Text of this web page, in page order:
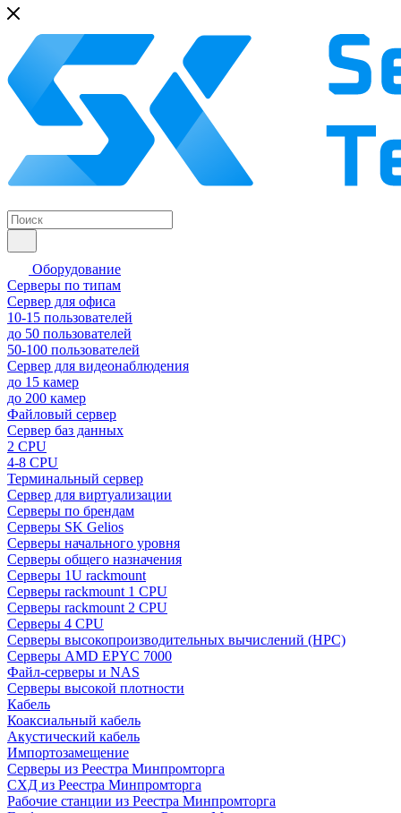
Оборудование
Серверы по типам
Сервер для офиса
10-15 пользователей
до 50 пользователей
50-100 пользователей
Сервер для видеонаблюдения
до 15 камер
до 200 камер
Файловый сервер
Сервер баз данных
2 CPU
4-8 CPU
Терминальный сервер
Сервер для виртуализации
Серверы по брендам
Серверы SK Gelios
Серверы начального уровня
Серверы общего назначения
Серверы 1U rackmount
Серверы rackmount 1 CPU
Серверы rackmount 2 CPU
Серверы 4 CPU
Серверы высокопроизводительных вычислений (HPC)
Серверы AMD EPYC 7000
Файл-серверы и NAS
Серверы высокой плотности
Кабель
Коаксиальный кабель
Акустический кабель
Импортозамещение
Серверы из Реестра Минпромторга
СХД из Реестра Минпромторга
Рабочие станции из Реестра Минпромторга